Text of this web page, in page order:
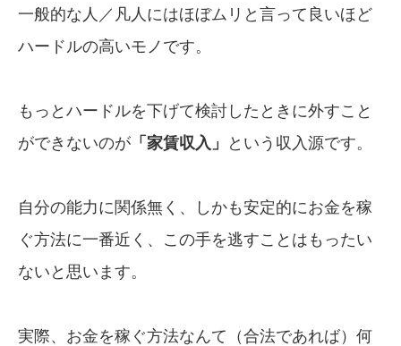
一般的な人／凡人にはほぼムリと言って良いほど
ハードルの高いモノです。
もっとハードルを下げて検討したときに外すこと
ができないのが 「家賃収入」 という収入源です。
自分の能力に関係無く、しかも安定的にお金を稼
ぐ方法に一番近く、この手を逃すことはもったい
ないと思います。
実際、お金を稼ぐ方法なんて（合法であれば）何